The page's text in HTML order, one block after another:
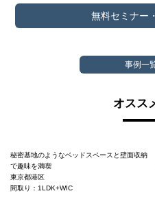
無料セミナー・
事例一
オスス
秘密基地のようなベッドスペースと壁面収納
で趣味を満喫
東京都港区
間取り：1LDK+WIC